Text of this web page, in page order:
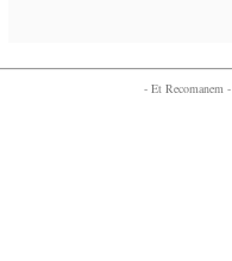
- Et Recomanem -